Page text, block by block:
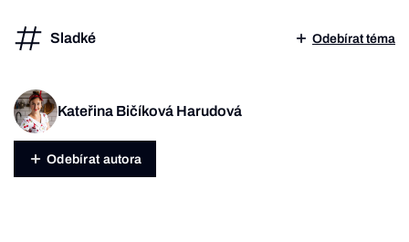
Sladké Odebírat téma
Kateřina Bičíková Harudová
Odebírat autora